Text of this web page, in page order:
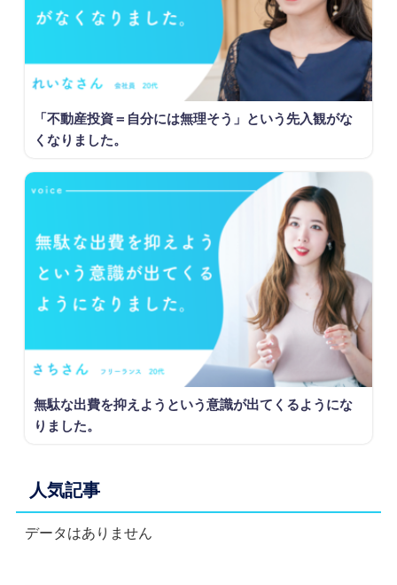
「不動産投資＝自分には無理そう」という先入観がな
くなりました。
無駄な出費を抑えようという意識が出てくるようにな
りました。
人気記事
データはありません